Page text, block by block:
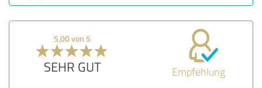
Lieferung
Information
Webseite
Bewertung anzeigen
5,00 von 5
SEHR GUT Empfehlung